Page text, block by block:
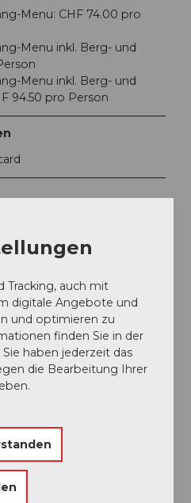
Menu: CHF 74.00 pro
Menu inkl. Berg- und
Menu inkl. Berg- und
94.50 pro Person
Aktionärsbillette sind
ist an den
Abenden ebenfalls
Tracking, auch mit
digitale Angebote und
und optimieren zu
finden Sie in der
haben jederzeit das
die Bearbeitung Ihrer